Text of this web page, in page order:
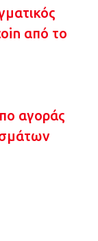
από το
αγοράς